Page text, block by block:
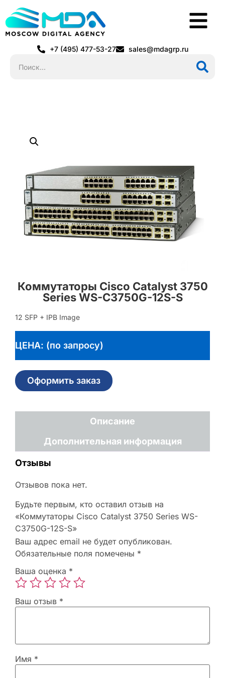
+7 (495) 477-53-27 sales@mdagrp.ru
Коммутаторы Cisco Catalyst 3750
Series WS-C3750G-12S-S
12 SFP + IPB Image
ЦЕНА: (по запросу)
Оформить заказ
Описание
Дополнительная информация
Отзывы
Отзывов пока нет.
Будьте первым, кто оставил отзыв на
«Коммутаторы Cisco Catalyst 3750 Series WS-
C3750G-12S-S»
Ваш адрес email не будет опубликован.
Обязательные поля помечены *
Ваша оценка *
Ваш отзыв *
Имя *